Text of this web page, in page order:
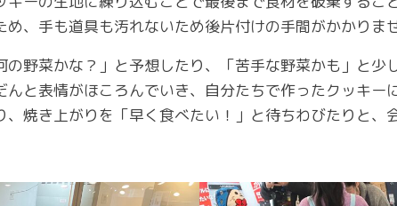
、手も道具も汚れないため後片付けの手間がかかりませ
野菜かな？」と予想したり、「苦手な野菜かも」と少
と表情がほころんでいき、自分たちで作ったクッキー
焼き上がりを「早く食べたい！」と待ちわびたりと、